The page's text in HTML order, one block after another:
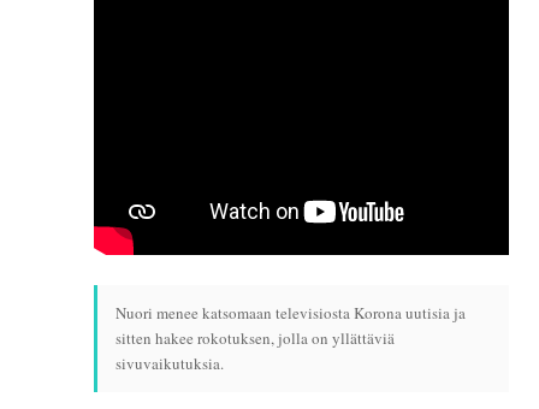
Nuori menee katsomaan televisiosta Korona uutisia ja
sitten hakee rokotuksen, jolla on yllättäviä
sivuvaikutuksia.